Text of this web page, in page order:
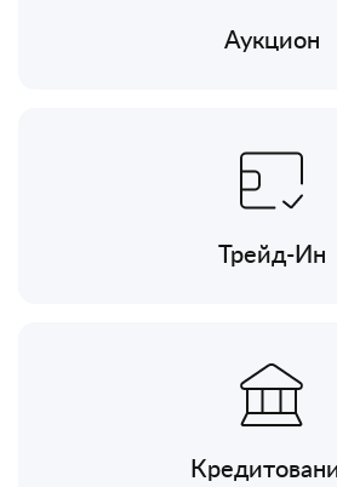
Аукцион
Трейд-Ин